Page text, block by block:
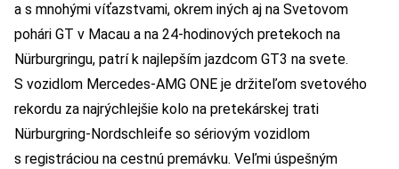
a s mnohými víťazstvami, okrem iných aj na Svetovom
pohári GT v Macau a na 24-hodinových pretekoch na
Nürburgringu, patrí k najlepším jazdcom GT3 na svete.
S vozidlom Mercedes-AMG ONE je držiteľom svetového
rekordu za najrýchlejšie kolo na pretekárskej trati
Nürburgring-Nordschleife so sériovým vozidlom
s registráciou na cestnú premávku. Veľmi úspešným